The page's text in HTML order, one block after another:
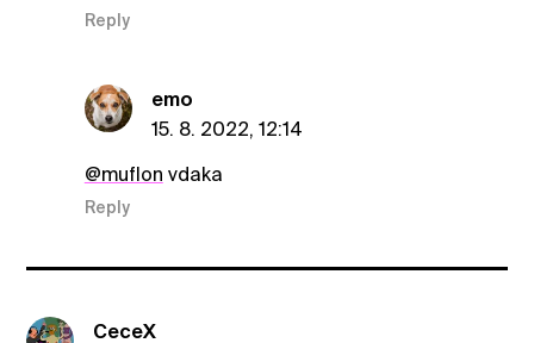
Reply
emo
15. 8. 2022, 12:14
@muflon vdaka
Reply
CeceX